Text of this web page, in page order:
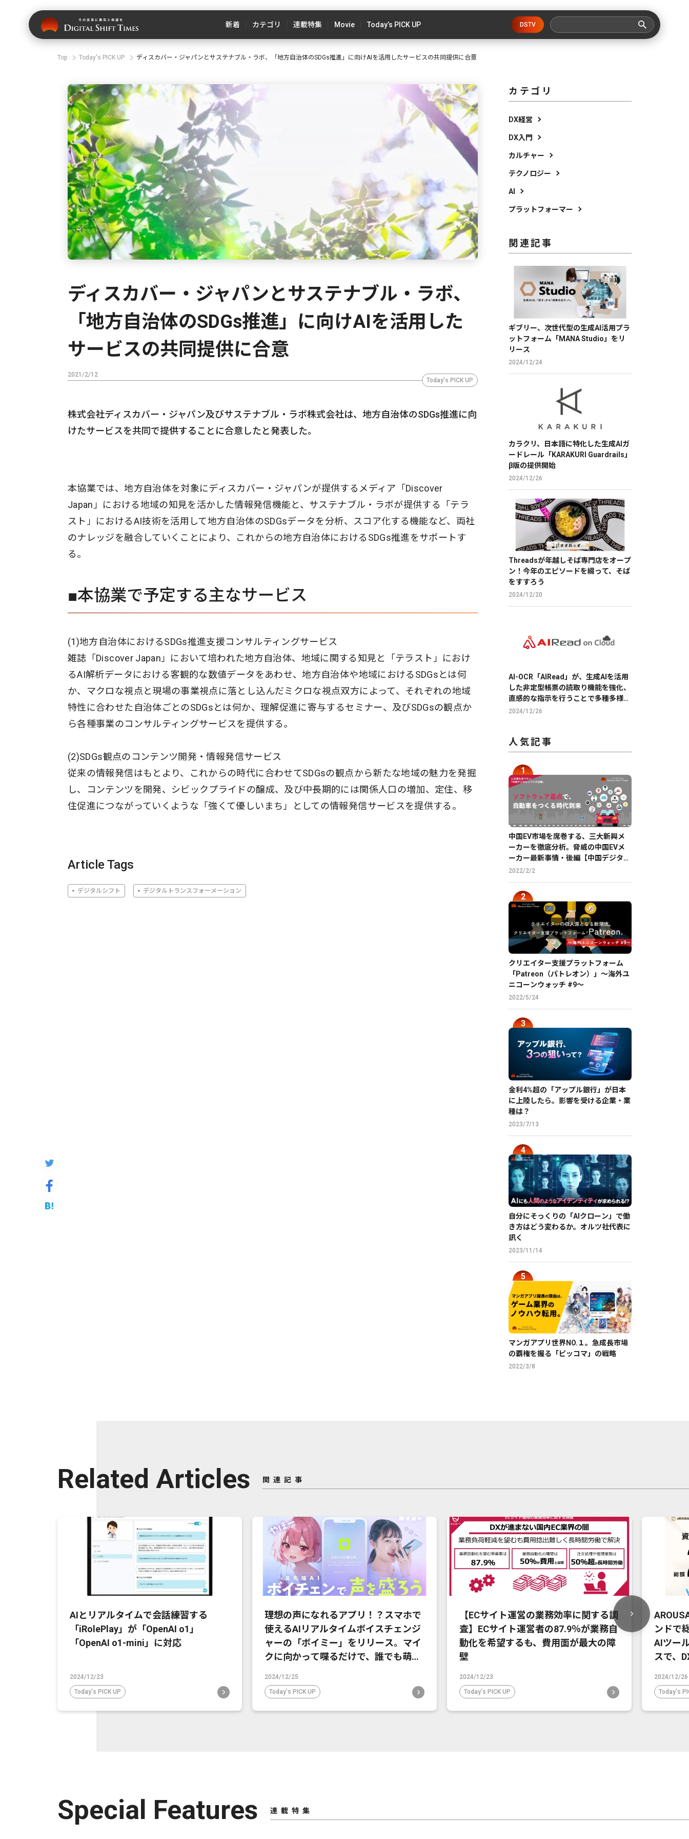
新着 カテゴリ 連載特集 Movie Today’s PICK UP DSTV
Top Today's PICK UP ディスカバー・ジャパンとサステナブル・ラボ、「地方自治体のSDGs推進」に向けAIを活用したサービスの共同提供に合意
ディスカバー・ジャパンとサステナブル・ラボ、
「地方自治体のSDGs推進」に向けAIを活用した
サービスの共同提供に合意
2021/2/12
Today's PICK UP
株式会社ディスカバー・ジャパン及びサステナブル・ラボ株式会社は、地方自治体のSDGs推進に向
けたサービスを共同で提供することに合意したと発表した。
本協業では、地方自治体を対象にディスカバー・ジャパンが提供するメディア「Discover
Japan」における地域の知見を活かした情報発信機能と、サステナブル・ラボが提供する「テラ
スト」におけるAI技術を活用して地方自治体のSDGsデータを分析、スコア化する機能など、両社
のナレッジを融合していくことにより、これからの地方自治体におけるSDGs推進をサポートす
る。
■本協業で予定する主なサービス
(1)地方自治体におけるSDGs推進支援コンサルティングサービス
雑誌「Discover Japan」において培われた地方自治体、地域に関する知見と「テラスト」におけ
るAI解析データにおける客観的な数値データをあわせ、地方自治体や地域におけるSDGsとは何
か、マクロな視点と現場の事業視点に落とし込んだミクロな視点双方によって、それぞれの地域
特性に合わせた自治体ごとのSDGsとは何か、理解促進に寄与するセミナー、及びSDGsの観点か
ら各種事業のコンサルティングサービスを提供する。
(2)SDGs観点のコンテンツ開発・情報発信サービス
従来の情報発信はもとより、これからの時代に合わせてSDGsの観点から新たな地域の魅力を発掘
し、コンテンツを開発、シビックプライドの醸成、及び中長期的には関係人口の増加、定住、移
住促進につながっていくような「強くて優しいまち」としての情報発信サービスを提供する。
Article Tags
デジタルシフト デジタルトランスフォーメーション
カテゴリ
DX経営
DX入門
カルチャー
テクノロジー
AI
プラットフォーマー
関連記事
ギブリー、次世代型の生成AI活用プラ
ットフォーム「MANA Studio」をリ
リース
2024/12/24
カラクリ、日本語に特化した生成AIガ
ードレール「KARAKURI Guardrails」
β版の提供開始
2024/12/26
Threadsが年越しそば専門店をオープ
ン！今年のエピソードを綴って、そば
をすすろう
2024/12/20
AI-OCR「AIRead」が、生成AIを活用
した非定型帳票の読取り機能を強化、
直感的な指示を行うことで多種多様な
帳票の読取りを実現
2024/12/26
人気記事
中国EV市場を席巻する、三大新興メ
ーカーを徹底分析。脅威の中国EVメ
ーカー最新事情・後編【中国デジタル
企業最前線】
2022/2/2
クリエイター支援プラットフォーム
「Patreon（パトレオン）」〜海外ユ
ニコーンウォッチ #9〜
2022/5/24
金利4%超の「アップル銀行」が日本
に上陸したら。影響を受ける企業・業
種は？
2023/7/13
自分にそっくりの「AIクローン」で働
き方はどう変わるか。オルツ社代表に
訊く
2023/11/14
マンガアプリ世界NO.１。急成長市場
の覇権を握る「ピッコマ」の戦略
2022/3/8
Related Articles 関連記事
AIとリアルタイムで会話練習する
「iRolePlay」が「OpenAI o1」
「OpenAI o1-mini」に対応
2024/12/23
Today's PICK UP
理想の声になれるアプリ！？スマホで
使えるAIリアルタイムボイスチェンジ
ャーの「ボイミー」をリリース。マイ
クに向かって喋るだけで、誰でも萌え
2024/12/25
Today's PICK UP
【ECサイト運営の業務効率に関する調
査】ECサイト運営者の87.9％が業務自
動化を希望するも、費用面が最大の障
壁
2024/12/23
Today's PICK UP
ンドで
AIツー
スで、
2024/12/26
Today's
Special Features 連載特集